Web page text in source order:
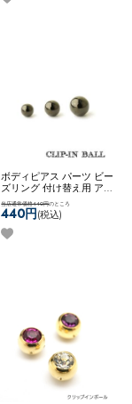
ボディピアス パーツ ビー
ズリング 付け替え用 アレ
ンジ カスタム コーディネ
ート 黒 ブラック 4mm
5mm 6mm ネコポスOK
リップインボール (ブラッ
当店通常価格440円のところ
440円(税込)